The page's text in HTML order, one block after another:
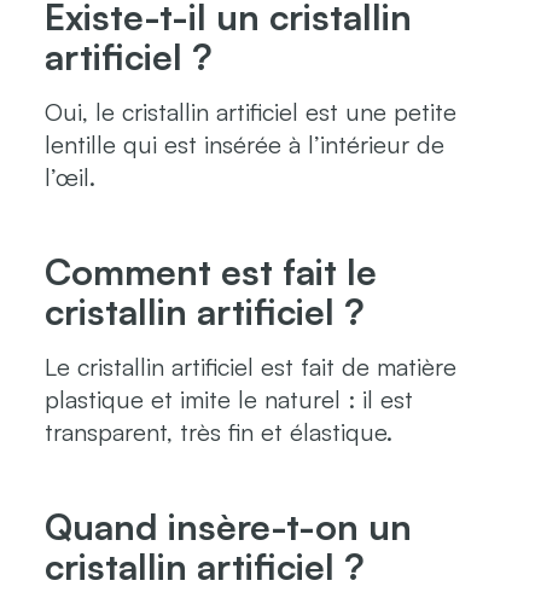
Existe-t-il un cristallin
artificiel ?
Oui, le cristallin artificiel est une petite
lentille qui est insérée à l’intérieur de
l’œil.
Comment est fait le
cristallin artificiel ?
Le cristallin artificiel est fait de matière
plastique et imite le naturel : il est
transparent, très fin et élastique.
Quand insère-t-on un
cristallin artificiel ?